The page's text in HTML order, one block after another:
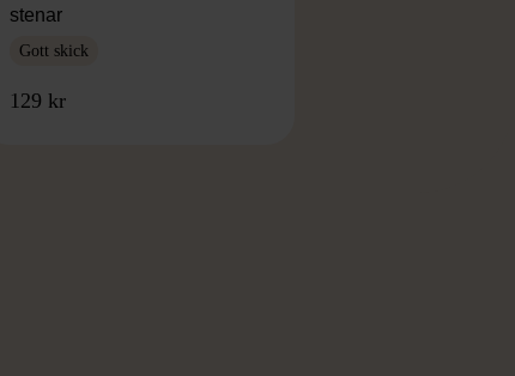
stenar
Gott skick
129 kr